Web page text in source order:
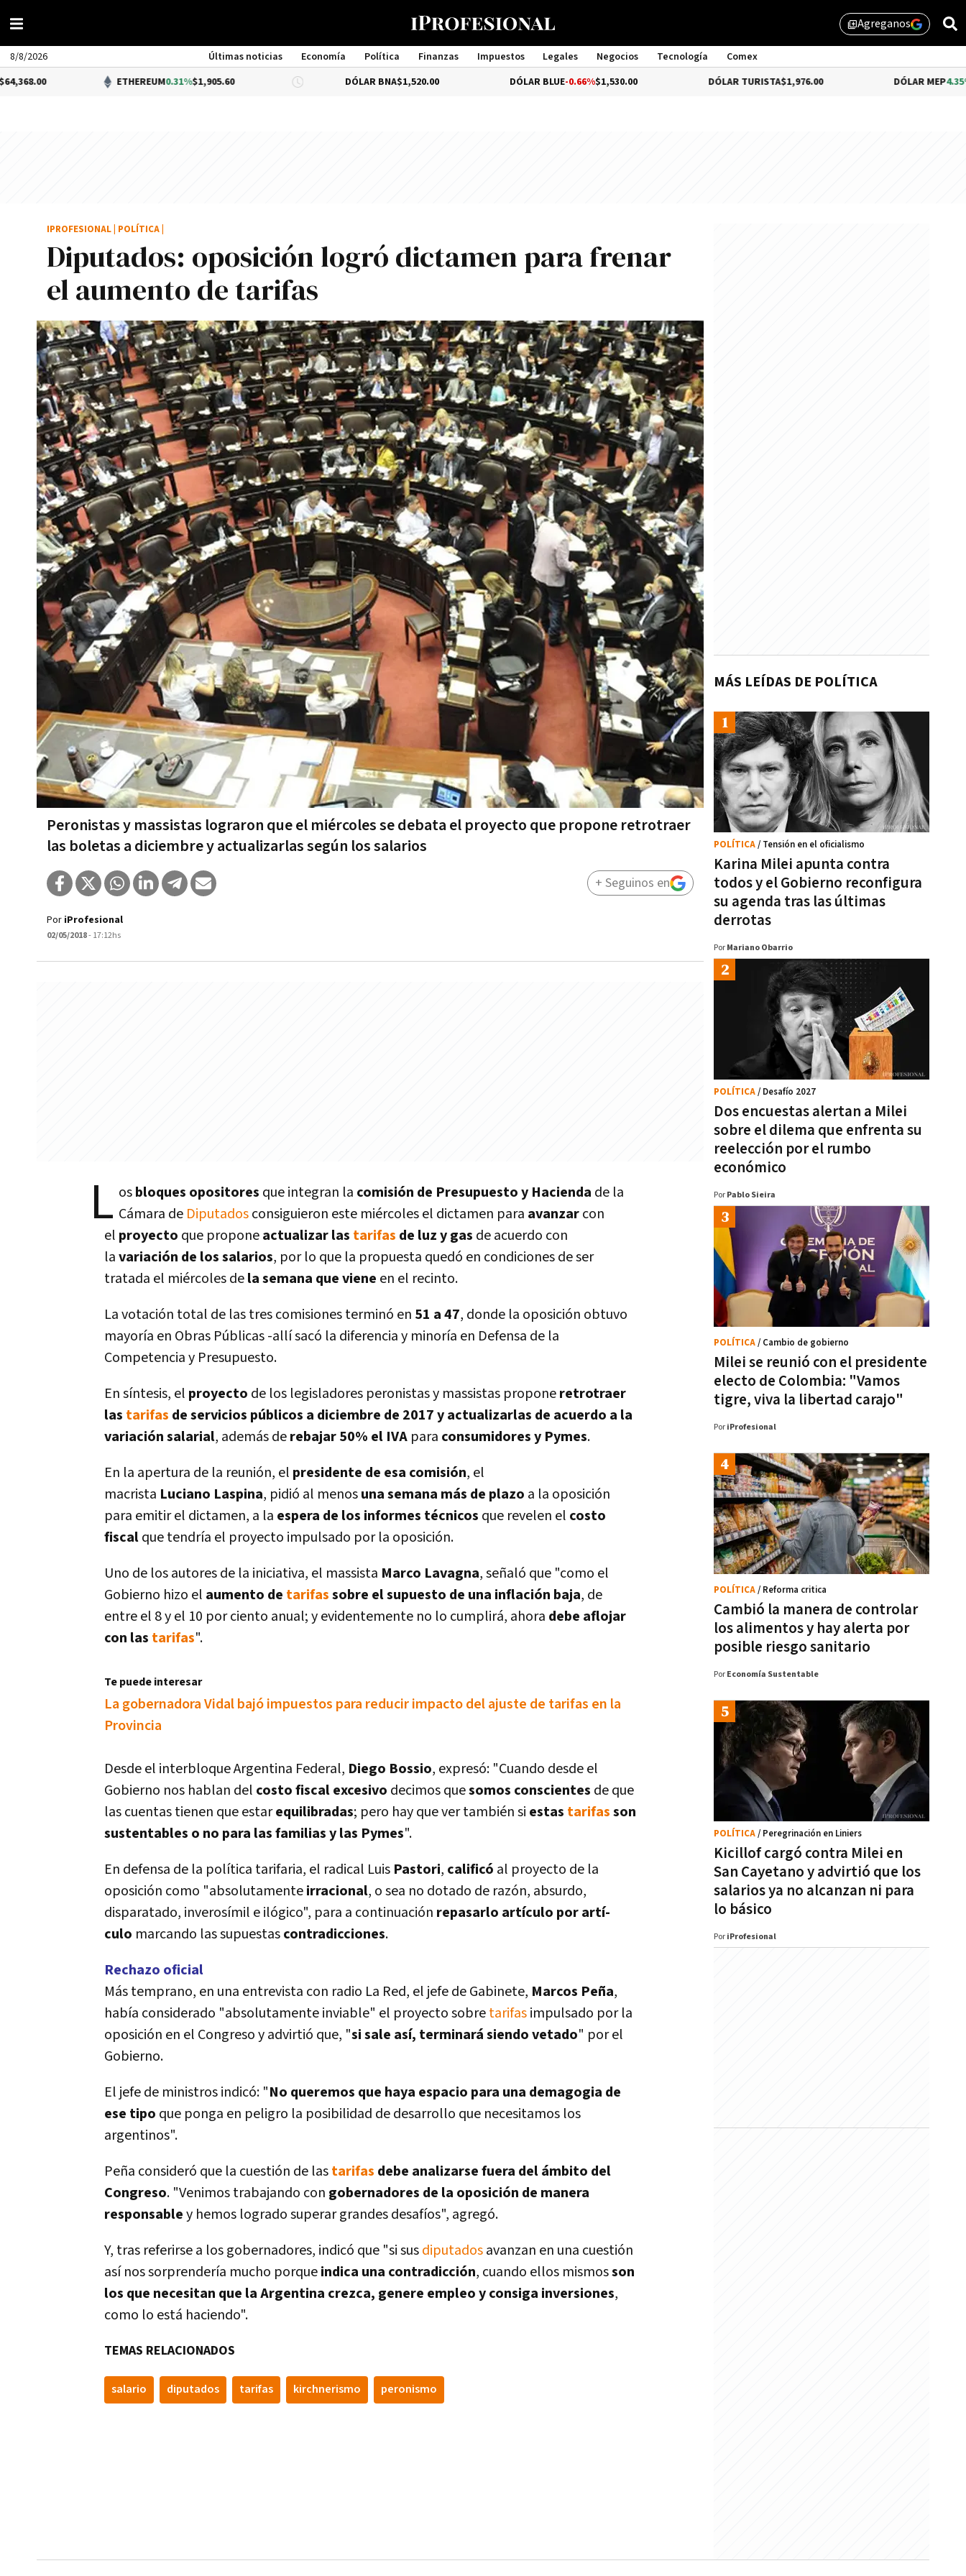
library_addAgreganos
8/8/2026 Últimas noticias Economía Política Finanzas Impuestos Legales Negocios Tecnología
Comex
Management
ETHEREUM0.31%$1,905.60 DÓLAR BNA $1,520.00 DÓLAR BLUE-0.66% $1,530.00 DÓLAR TURISTA$1,976.00 4.35%$1,579.46
Diputados: oposición logró dictamen para frenar
el aumento de tarifas
Peronistas y massistas lograron que el miércoles se debata el proyecto que propone retrotraer
las boletas a diciembre y actualizarlas según los salarios
IPROFESIONAL POLÍTICA
Por iProfesional
02/05/2018- 17:12hs
+ Seguinos en
L osbloques opositores que integran la comisión de Presupuesto y Hacienda de la
Cámara de Diputadosconsiguieron este miércoles el dictamen para avanzarcon
el proyecto que proponeactualizar las tarifas de luz y gas de acuerdo con
lavariación de los salarios, por lo que la propuesta quedó en condiciones de ser
tratada el miércoles dela semana que viene en el recinto.
La votación total de las tres comisiones terminó en 51 a 47, donde la oposición obtuvo
mayorí­a en Obras Públicas -allí­ sacó la diferencia y minorí­a en Defensa de la
Competencia y Presupuesto.
En sí­ntesis, el proyecto de los legisladores peronistas y massistas proponeretrotraer
las tarifas de servicios públicos a diciembre de 2017 y actualizarlas de acuerdo a la
variación salarial, además derebajar 50% el IVA para consumidores y Pymes.
En la apertura de la reunión, el presidente de esa comisión, el
macrista Luciano Laspina, pidió al menosuna semana más de plazo a la oposición
para emitir el dictamen, a la espera de los informes técnicos que revelen el costo
fiscalque tendrí­a el proyecto impulsado por la oposición.
Uno de los autores de la iniciativa, el massista Marco Lavagna, señaló que "como el
Gobierno hizo el aumento de tarifassobre el supuesto de una inflación baja, de
entre el 8 y el 10 por ciento anual; y evidentemente no lo cumplirá, ahora debe aflojar
con las tarifas".
Te puede interesar
La gobernadora Vidal bajó impuestos para reducir impacto del ajuste de tarifas en la
Provincia
Desde el interbloque Argentina Federal, Diego Bossio, expresó: "Cuando desde el
Gobierno nos hablan del costo fiscal excesivo decimos quesomos conscientes de que
las cuentas tienen que estarequilibradas; pero hay que ver también si estas tarifasson
sustentables o no para las familias y las Pymes".
En defensa de la polí­tica tarifaria, el radical Luis Pastori, calificó al proyecto de la
oposición como "absolutamenteirracional, o sea no dotado de razón, absurdo,
disparatado, inverosí­mil e ilógico", para a continuación repasarlo artí­culo por artí­
culo marcando las supuestascontradicciones.
Rechazo oficial
Más temprano, en una entrevista con radio La Red, el jefe de Gabinete, Marcos Peña,
habí­a considerado "absolutamente inviable" el proyecto sobretarifasimpulsado por la
oposición en el Congreso y advirtió que, "si sale así­, terminará siendo vetado" por el
Gobierno.
El jefe de ministros indicó: "No queremos que haya espacio para una demagogia de
ese tipo que ponga en peligro la posibilidad de desarrollo que necesitamos los
argentinos".
Peña consideró que la cuestión de lastarifas debe analizarse fuera del ámbito del
Congreso. "Venimos trabajando con gobernadores de la oposición de manera
responsabley hemos logrado superar grandes desafí­os", agregó.
Y, tras referirse a los gobernadores, indicó que "si susdiputadosavanzan en una cuestión
así­ nos sorprenderí­a mucho porqueindica una contradicción, cuando ellos mismosson
los que necesitan que la Argentina crezca, genere empleo y consiga inversiones,
como lo está haciendo".
TEMAS RELACIONADOS
salario diputados tarifas kirchnerismo peronismo
MÁS LEÍDAS DE POLÍTICA
Karina Milei apunta contra
todos y el Gobierno reconfigura
su agenda tras las últimas
derrotas
POLÍTICA/ Tensión en el oficialismo
Por Mariano Obarrio
Dos encuestas alertan a Milei
sobre el dilema que enfrenta su
reelección por el rumbo
económico
POLÍTICA/ Desafío 2027
Por Pablo Sieira
Milei se reunió con el presidente
electo de Colombia: "Vamos
tigre, viva la libertad carajo"
POLÍTICA/ Cambio de gobierno
Por iProfesional
Cambió la manera de controlar
los alimentos y hay alerta por
posible riesgo sanitario
POLÍTICA/ Reforma critica
Por Economía Sustentable
Kicillof cargó contra Milei en
San Cayetano y advirtió que los
salarios ya no alcanzan ni para
lo básico
POLÍTICA/ Peregrinación en Liniers
Por iProfesional